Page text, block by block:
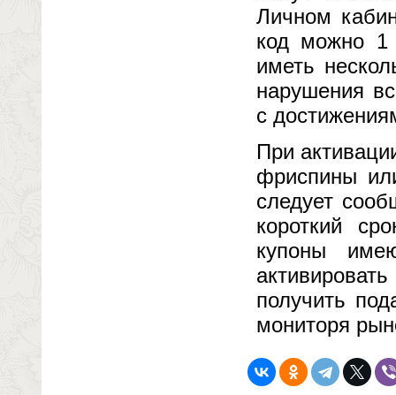
Личном
код можно 1
иметь
нарушения
с
При
фриспины
следует
короткий
купоны
получить
мониторя